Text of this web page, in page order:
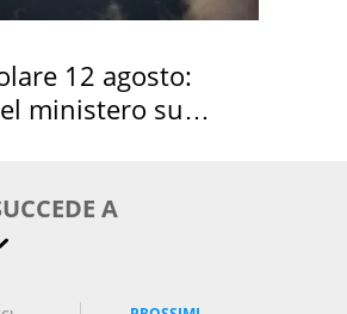
12 agosto:
ministero su